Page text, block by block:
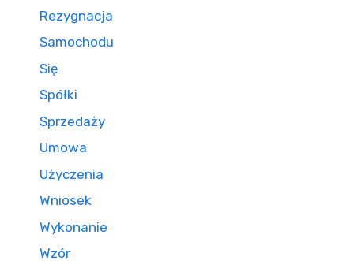
Rezygnacja
Samochodu
Się
Spółki
Sprzedaży
Umowa
Użyczenia
Wniosek
Wykonanie
Wzór